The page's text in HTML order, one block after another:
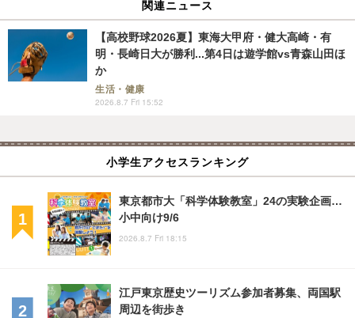
関連ニュース
【高校野球2026夏】東海大甲府・健大高崎・有
明・長崎日大が勝利...第4日は遊学館vs青森山田ほ
か
生活・健康
2026.8.7 Fri 15:52
小学生アクセスランキング
東京都市大「科学体験教室」24の実験企画…
小中向け9/6
2026.8.7 Fri 18:15
江戸東京歴史ツーリズム参加者募集、両国駅
周辺を街歩き